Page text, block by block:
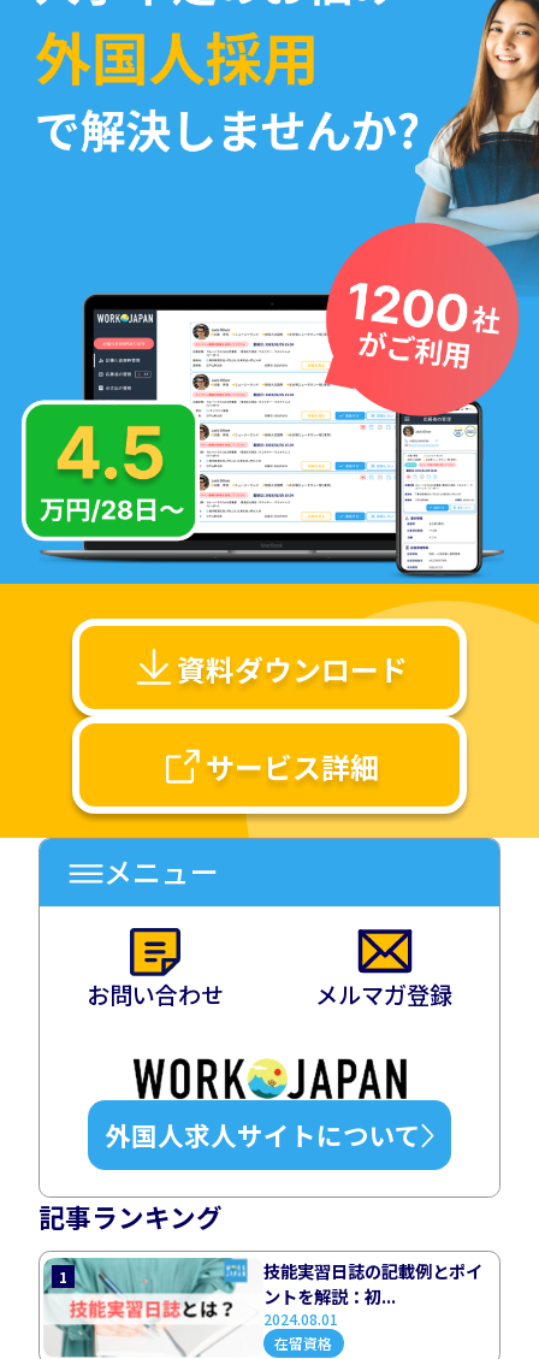
資料ダウンロード
サービス詳細
メニュー
お問い合わせ メルマガ登録
外国人求人サイトについて
記事ランキング
1
技能実習日誌の記載例とポイ
ントを解説：初...
2024.08.01
在留資格